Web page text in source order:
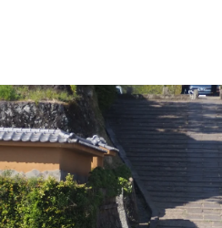
お知らせ
イベント・グッズ
YouTube
会社情報